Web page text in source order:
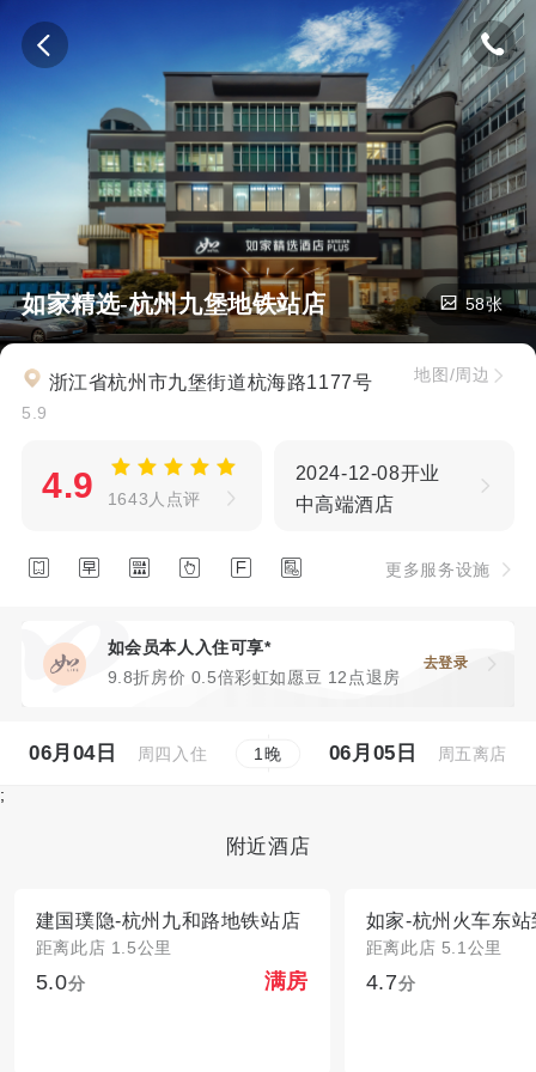
如家精选-杭州九堡地铁站店 58张
浙江省杭州市九堡街道杭海路1177号
5.9
地图/周边
4.9 1643人点评
2024-12-08开业
中高端酒店
      更多服务设施
如会员本人入住可享*
9.8折房价 0.5倍彩虹如愿豆 12点退房
去登录
06月04日 周四入住 1晚 06月05日 周五离店
;
附近酒店
建国璞隐-杭州九和路地铁站店
距离此店 1.5公里
5.0分 满房
如家-杭州火车东
距离此店 5.1公里
4.7分